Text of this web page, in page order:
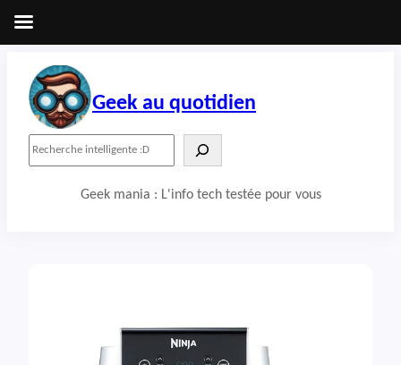
contenu
Geek au quotidien
Geek mania : L'info tech testée pour vous